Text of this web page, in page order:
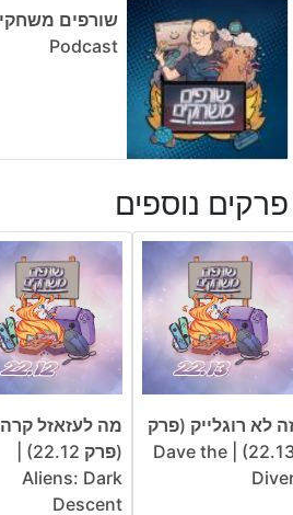
Podcast
פרקים נוספים
לא רוגלייק (פרק
22.13) | Dave the
מה לעזאזל קרה
(פרק 22.12) |
Aliens: Dark
Descent